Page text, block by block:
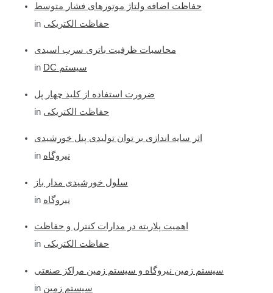
حفاظت اضافه ولتاژ موتورهای فشار متوسط
in حفاظت الکتریکی
محاسبات ظرفیت باتری سرب اسیدی
in
DC سیستم
ضرورت استفاده از کلید چهار پل
in حفاظت الکتریکی
اثر سایه اندازی بر توان تولیدی پنل خورشیدی
in نیروگاه
سلول خورشیدی مدار باز
in نیروگاه
اهمیت پلاریته در مدارات کنترل و حفاظت
in حفاظت الکتریکی
سیستم زمین نیروگاه و سیستم زمین مراکز صنعتی
in سیستم زمین